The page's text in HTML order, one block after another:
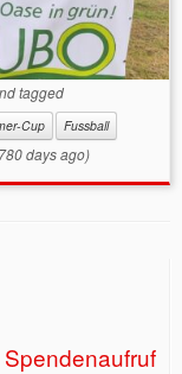
tagged
Cup
Fussball
days ago)